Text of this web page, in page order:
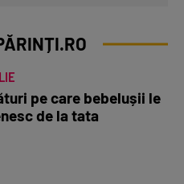
pe care bebelușii le
de la tata